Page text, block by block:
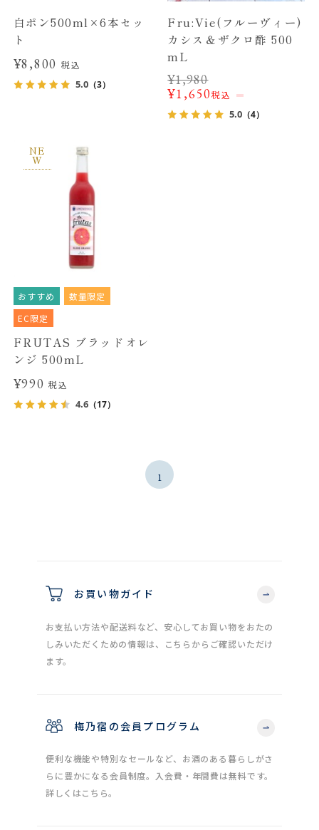
白ポン500ml×6本セッ
ト
¥8,800税込
5.0（3）
Fru:Vie(フルーヴィー)
カシス＆ザクロ酢 500
mL
¥1,980
¥1,650税込
5.0 （4）
NE
W
おすすめ
数量限定
EC限定
FRUTAS ブラッドオレ
ンジ 500mL
¥990税込
4.6（17）
1
お買い物ガイド
お支払い方法や配送料など、安心してお買い物をおたの
しみいただくための情報は、こちらからご確認いただけ
ます。
梅乃宿の会員プログラム
便利な機能や特別なセールなど、お酒のある暮らしがさ
らに豊かになる会員制度。入会費・年間費は無料です。
詳しくはこちら。